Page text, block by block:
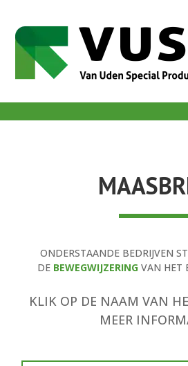
ONDERSTAANDE BEDRIJVEN
DE BEWEGWIJZERINGVAN HET
KLIK OP DE NAAM VAN
MEER